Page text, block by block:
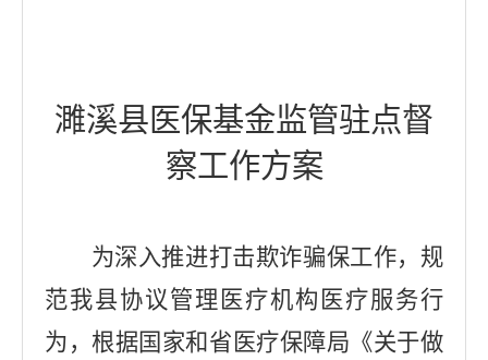
濉溪县医保基金监管驻点督
察工作方案
为深入推进打击欺诈骗保工作，规
范我县协议管理医疗机构医疗服务行
为，根据国家和省医疗保障局《关于做